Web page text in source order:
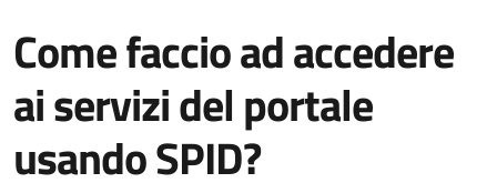
Come faccio ad accedere
ai servizi del portale
usando SPID?